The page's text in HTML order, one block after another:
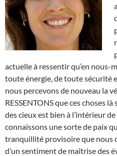
actuelle à ressentir qu’en nous-
toute énergie, de toute sécurité
nous percevons de nouveau la
RESSENTONS que ces choses
des cieux est bien à l’intérieur
connaissons une sorte de paix
tranquillité provisoire que nous
d’un sentiment de maîtrise des